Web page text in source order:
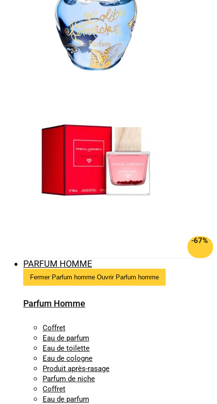
-67%
PARFUM HOMME
Fermer Parfum homme Ouvrir Parfum homme
Parfum Homme
Coffret
Eau de parfum
Eau de toilette
Eau de cologne
Produit après-rasage
Parfum de niche
Coffret
Eau de parfum